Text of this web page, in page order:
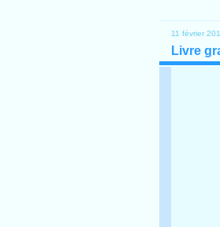
11 février
Livre